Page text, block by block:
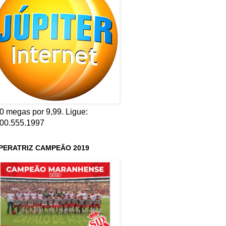
megas por 9,99. Ligue:
CAMPEÃO 2019